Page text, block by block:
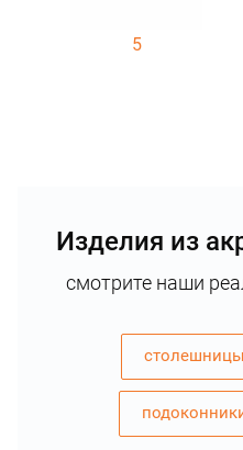
5
Изделия из
смотрите наши